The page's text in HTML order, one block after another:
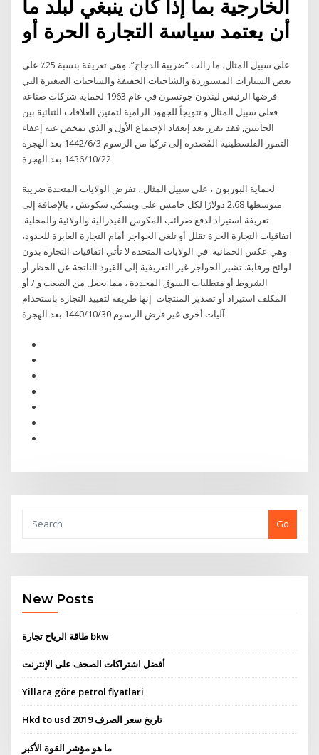
الخارجية بما إذا كان ينبغي لبلد ما
أن يعتمد سياسة التجارة الحرة أو
على سبيل المثال، ما زالت “ضريبة الدجاج”، وهي تعريفة بنسبة 25٪ على
بعض السيارات المستوردة والشاحنات الخفيفة والشاحنات الصغيرة التي
فرضها الرئيس ليندون جونسون في عام 1963 لحماية شركات صناعة
فعلى سبيل المثال و تتويجاً للجهود الرامية لتمتين العلاقات الثنائية بين
الجانبين, فقد تقرر بعد إنعقاد الإجتماع الأول و الذي تمخض عنه إعفاء
التمور الفلسطينية المُصدرة إلى تركيا من الرسوم 3‏‏/6‏‏/1442 بعد الهجرة
22‏‏/10‏‏/1436 بعد الهجرة
لحماية البوربون ، على سبيل المثال ، تفرض الولايات المتحدة ضريبة
متوسطها 2.68 دولارًا لكل خامس على ويسكي سكوتش ، بالإضافة إلى
تعريفة استيراد لدفع ضرائب المكوس الفيدرالية والولائية والمحلية.
اتفاقيات التجارة الحرة تقلل أو تلغي الحواجز أمام التجارة العابرة للحدود،
وهي عكس الحمائية. في الولايات المتحدة لا تأتي اتفاقيات التجارة بدون
لوائح ورقابة. تشير الحواجز غير التعريفية إلى القيود الناتجة عن الحظر أو
الشروط أو متطلبات السوق المحددة ، مما يجعل من الصعب و / أو
المكلف استيراد أو تصدير المنتجات. إنها طريقة لتقييد التجارة باستخدام
آليات أخرى غير فرض الرسوم 30‏‏/10‏‏/1440 بعد الهجرة
Go
New Posts
طاقة الرياح تجارة bkw
أفضل اشتراكات الصحف على الإنترنت
Yillara göre petrol fiyatlari
Hkd to usd تاريخ سعر الصرف 2019
ما هو مؤشر القوة الأكبر